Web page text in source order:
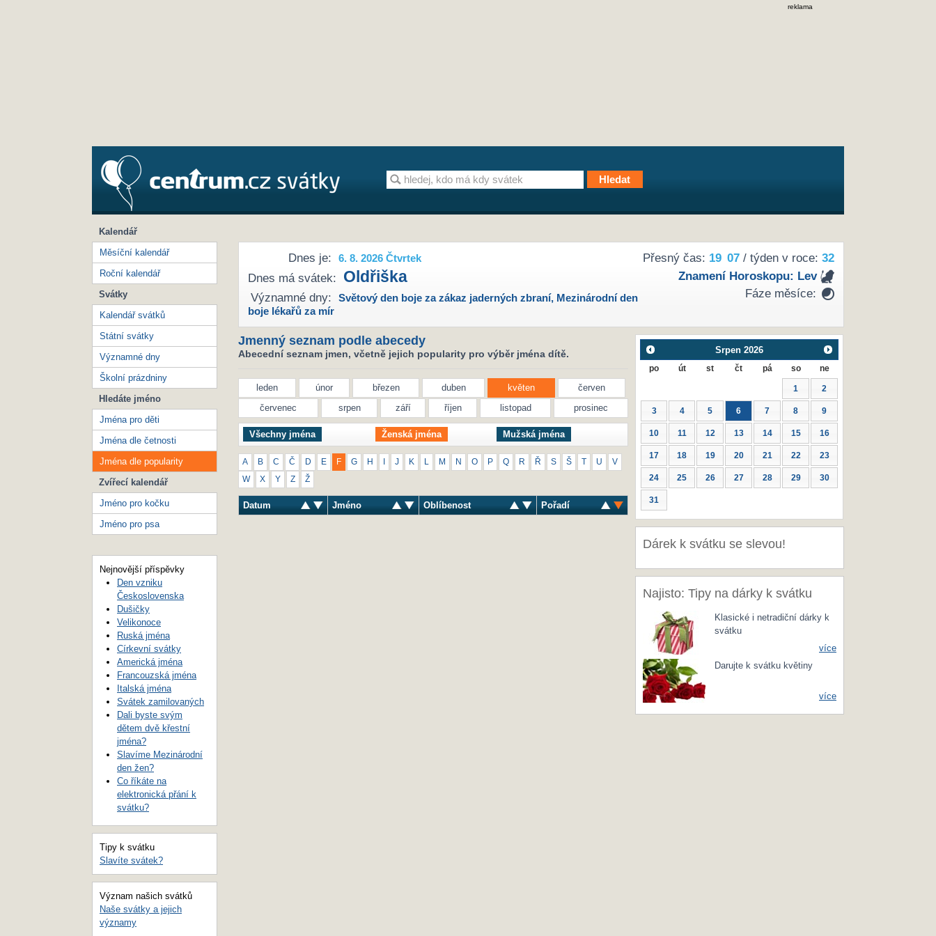
reklama
Přesný čas: 19 07/ týden v roce: 32
Znamení Horoskopu: Lev
Fáze měsíce:
Dnes je: 6. 8. 2026 Čtvrtek
Dnes má svátek: Oldřiška
Významné dny: Světový den boje za zákaz jaderných zbraní, Mezinárodní den
boje lékařů za mír
Jmenný seznam podle abecedy
Abecední seznam jmen, včetně jejich popularity pro výběr jména dítě.
leden únor březen duben květen
červen
červenec
srpen září říjen listopad prosinec
Všechny jména Ženská jména Mužská jména
A B C Č D E F G H J K M N O P Q R Ř S Š T U V
W X Y Z Ž
Datum Jméno Oblíbenost Pořadí
Srpen 2026
po út st čt pá so ne
1 2
3 4 5 6 7 8 9
10 11 12 13 14 15 16
17 18 19 20 21 22 23
24 25 26 27 28 29 30
31
Dárek k svátku se slevou!
Najisto: Tipy na dárky k svátku
Klasické i netradiční dárky k
svátku
více
Darujte k svátku květiny
více
Kalendář
Měsíční kalendář
Roční kalendář
Svátky
Kalendář svátků
Státní svátky
Významné dny
Školní prázdniny
Hledáte jméno
Jména pro děti
Jména dle četnosti
Jména dle popularity
Zvířecí kalendář
Jméno pro kočku
Jméno pro psa
Nejnovější příspěvky
Den vzniku
Československa
Dušičky
Velikonoce
Ruská jména
Církevní svátky
Americká jména
Francouzská jména
Italská jména
Svátek zamilovaných
Dali byste svým
dětem dvě křestní
jména?
Slavíme Mezinárodní
den žen?
Co říkáte na
elektronická přání k
svátku?
Tipy k svátku
Slavíte svátek?
Význam našich svátků
Naše svátky a jejich
významy